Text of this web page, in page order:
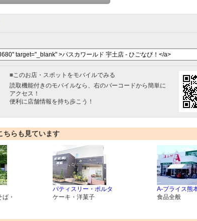
■このお店・スポットをモバイルでみる
読取機能付きのモバイルなら、右のバーコードから簡単に
アクセス！
便利に店舗情報を持ち歩こう！
ちらも見ています
・
パティスリー・ポルタ
ケーキ・洋菓子
A-プライス熊
食品全般